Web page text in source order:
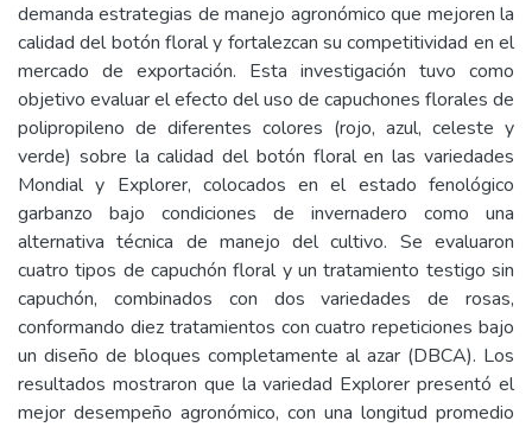
demanda estrategias de manejo agronómico que mejoren la
calidad del botón floral y fortalezcan su competitividad en el
mercado de exportación. Esta investigación tuvo como
objetivo evaluar el efecto del uso de capuchones florales de
polipropileno de diferentes colores (rojo, azul, celeste y
verde) sobre la calidad del botón floral en las variedades
Mondial y Explorer, colocados en el estado fenológico
garbanzo bajo condiciones de invernadero como una
alternativa técnica de manejo del cultivo. Se evaluaron
cuatro tipos de capuchón floral y un tratamiento testigo sin
capuchón, combinados con dos variedades de rosas,
conformando diez tratamientos con cuatro repeticiones bajo
un diseño de bloques completamente al azar (DBCA). Los
resultados mostraron que la variedad Explorer presentó el
mejor desempeño agronómico, con una longitud promedio